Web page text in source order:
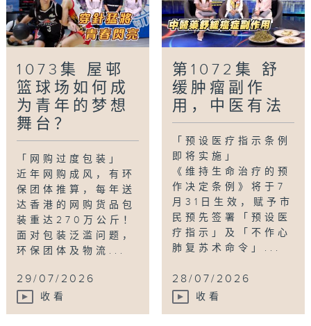
1073集 屋邨
篮球场如何成
为青年的梦想
舞台？
「网购过度包装」
近年网购成风，有环
保团体推算，每年送
达香港的网购货品包
装重达270万公斤！
面对包装泛滥问题，
环保团体及物流...
29/07/2026
收看
第1072集 舒
缓肿瘤副作
用，中医有法
「预设医疗指示条例
即将实施」
《维持生命治疗的预
作决定条例》将于7
月31日生效，赋予市
民预先签署「预设医
疗指示」及「不作心
肺复苏术命令」...
28/07/2026
收看